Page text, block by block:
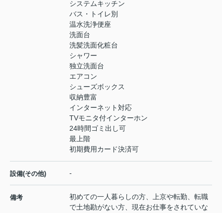
システムキッチン
バス・トイレ別
温水洗浄便座
洗面台
洗髪洗面化粧台
シャワー
独立洗面台
エアコン
シューズボックス
収納豊富
インターネット対応
TVモニタ付インターホン
24時間ゴミ出し可
最上階
初期費用カード決済可
設備(その他) -
備考
初めての一人暮らしの方、上京や転勤、転職
で土地勘がない方、現在お仕事をされていな